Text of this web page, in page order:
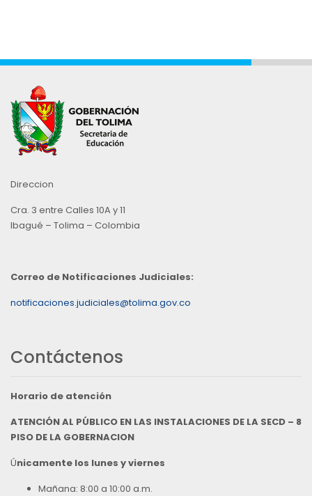
Direccion
Cra. 3 entre Calles 10A y 11
Ibagué – Tolima – Colombia
Correo de Notificaciones Judiciales:
notificaciones.judiciales@tolima.gov.co
Contáctenos
Horario de atención
ATENCIÓN AL PÚBLICO EN LAS INSTALACIONES DE LA SECD – 8
PISO DE LA GOBERNACION
Únicamente los lunes y viernes
Mañana: 8:00 a 10:00 a.m.